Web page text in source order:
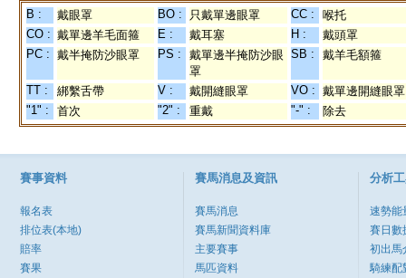
B : 戴眼罩 BO : 只戴單邊眼罩 CC :
喉托
CO : 戴單邊羊毛面箍 E : 戴耳塞 H :
戴頭罩
PC : 戴半掩防沙眼罩 PS :
戴單邊半掩防沙眼
罩
SB : 戴羊毛額箍
TT : 綁繫舌帶 V : 戴開縫眼罩 VO : 戴單邊開縫眼罩
"1" :
首次 "2" : 重戴 "-" : 除去
賽事資料
報名表
排位表(本地)
賠率
賽果
賽馬消息及資訊
賽馬消息
賽馬新聞資料庫
主要賽事
馬匹資料
分析
速勢能
賽日數
初出馬
騎練配